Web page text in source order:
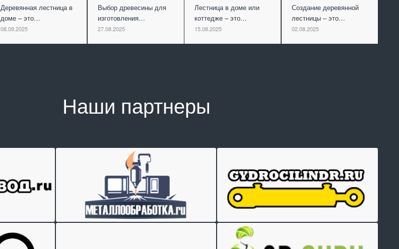
Деревянная лестница в
доме – это…
08.09.2025
Выбор древесины для
изготовления…
27.08.2025
Лестница в доме или
коттедже – это…
15.08.2025
Создание деревянной
лестницы – это…
02.08.2025
Наши партнеры